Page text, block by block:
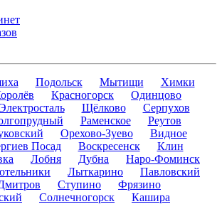
Подольск Мытищи
Химки
Красногорск
Одинцово
Щёлково
Серпухов
Раменское
Реутов
Орехово-Зуево
Видное
Посад Воскресенск
Клин
Лобня Дубна
Наро-Фоминск
Лыткарино
Павловский
Ступино
Фрязино
Солнечногорск Кашира